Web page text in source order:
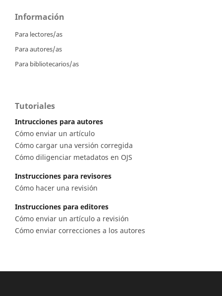
Información
Para lectores/as
Para autores/as
Para bibliotecarios/as
Tutoriales
Intrucciones para autores
Cómo enviar un artículo
Cómo cargar una versión corregida
Cómo diligenciar metadatos en OJS
Instrucciones para revisores
Cómo hacer una revisión
Instrucciones para editores
Cómo enviar un artículo a revisión
Cómo enviar correcciones a los autores